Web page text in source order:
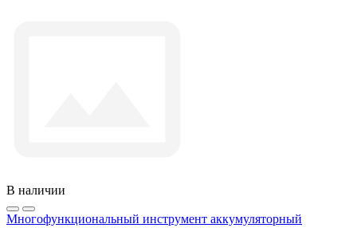
В наличии
Многофункциональный инструмент аккумуляторный